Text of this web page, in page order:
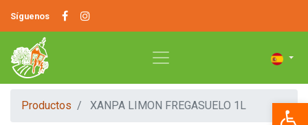
Síguenos
Productos XANPA LIMON FREGASUELO 1L